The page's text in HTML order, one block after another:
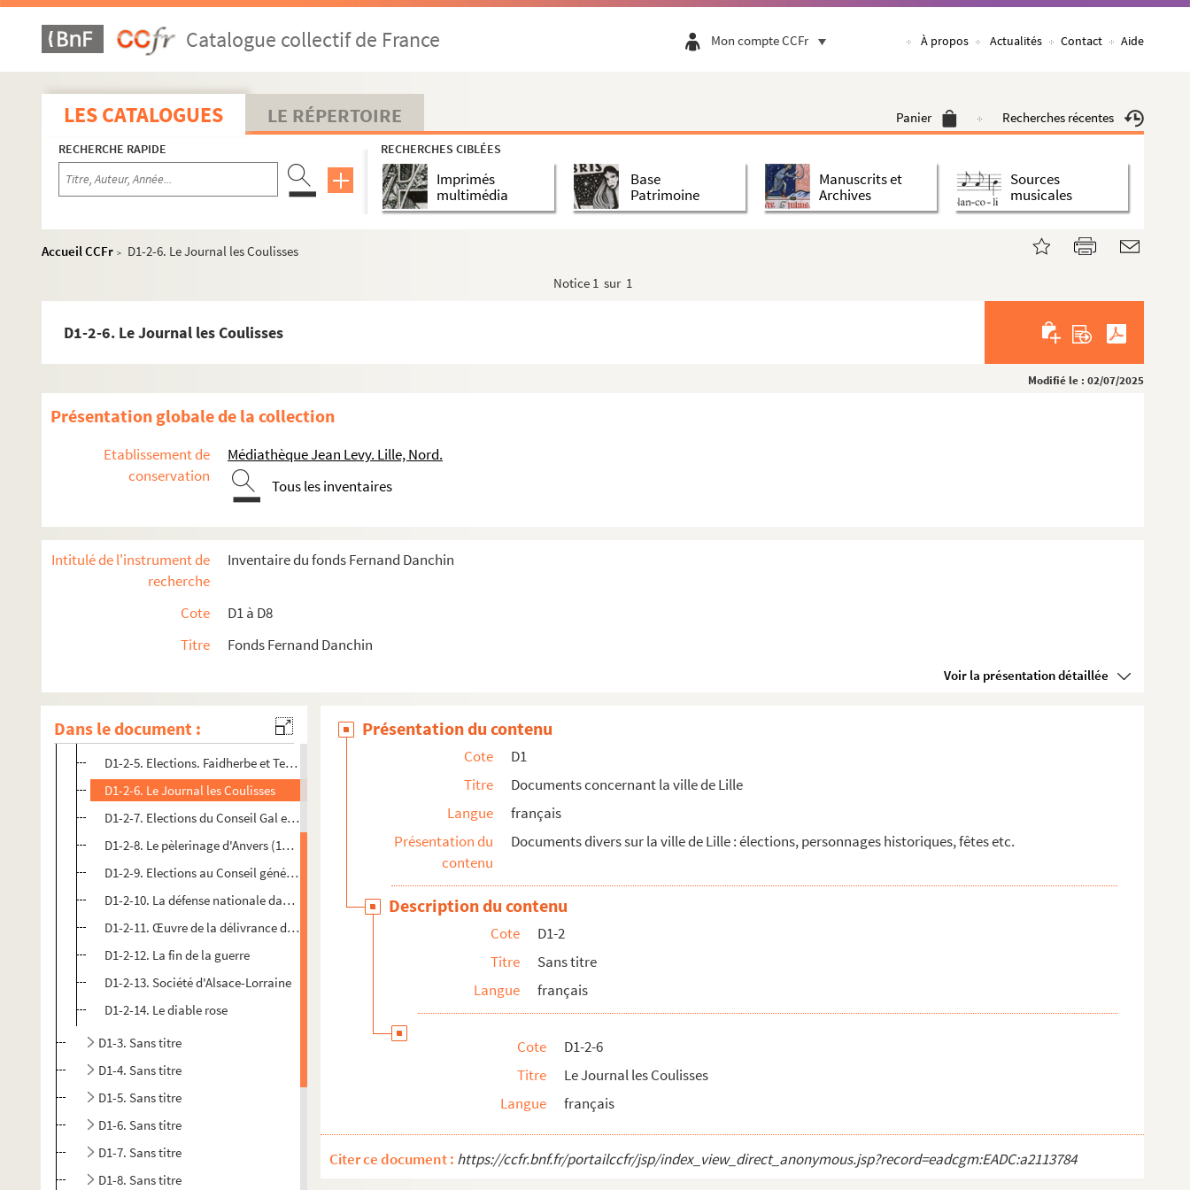
Catalogue collectif de France Mon compte CCFr À propos Actualités Contact Aide
LES CATALOGUES LE RÉPERTOIRE Panier Recherches récentes
RECHERCHE RAPIDE RECHERCHES CIBLÉES
Imprimés
multimédia
Base
Patrimoine
Manuscrits et
Archives
Sources
musicales
Accueil CCFr >
D1-2-6. Le Journal les Coulisses
Notice 1 sur 1
D1-2-6. Le Journal les Coulisses
Modifié le : 02/07/2025
Présentation globale de la collection
Etablissement de
conservation
Médiathèque Jean Levy. Lille, Nord.
Tous les inventaires
Intitulé de l'instrument de
recherche
Inventaire du fonds Fernand Danchin
Cote
D1 à D8
Titre
Fonds Fernand Danchin
Voir la présentation détaillée
Dans le document :
D1. Documents concernant la ville de Lille
D1-1. Sans titre
D1-2-1. Election à l'assemblée nationale (1871-1872)
D1-2-3. La commune de Paris (1871)
D1-2-4. Elections municipales (30 avril 1871)
D1-2-5. Elections. Faidherbe et Testelin (1871)
D1-2-6. Le Journal les Coulisses
D1-2-7. Elections du Conseil Gal et du conseil d'arrondissement (1871)
D1-2-8. Le pèlerinage d'Anvers (1872)
D1-2-9. Elections au Conseil général (1872)
D1-2-10. La défense nationale dans le Nord
D1-2-11. Œuvre de la délivrance du territoire
D1-2-12. La fin de la guerre
D1-2-13. Société d'Alsace-Lorraine
D1-2-14. Le diable rose
D1-3. Sans titre
D1-4. Sans titre
D1-5. Sans titre
D1-6. Sans titre
D1-7. Sans titre
D1-8. Sans titre
Présentation du contenu
Cote
D1
Titre
Documents concernant la ville de Lille
Langue
français
Présentation du
contenu
Documents divers sur la ville de Lille : élections, personnages historiques, fêtes etc.
Description du contenu
Cote
D1-2
Titre
Sans titre
Langue
français
Cote
D1-2-6
Titre
Le Journal les Coulisses
Langue
français
Citer ce document : https://ccfr.bnf.fr/portailccfr/jsp/index_view_direct_anonymous.jsp?record=eadcgm:EADC:a2113784